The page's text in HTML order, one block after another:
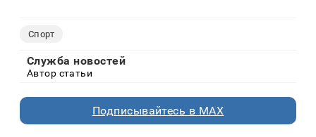
Спорт
Служба новостей
Автор статьи
Подписывайтесь в MAX